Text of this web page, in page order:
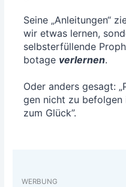
Sei­ne „Anlei­tun­gen“
wir etwas ler­nen,
selbst­er­fül­len­de
bo­ta­ge ver­ler­nen.
Oder anders gesagt:
gen nicht zu
zum Glück”.
WERBUNG